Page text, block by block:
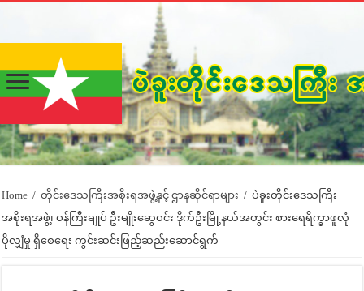
Home / တိုင်းဒေသကြီးအစိုးရအဖွဲ့နှင့် ဌာနဆိုင်ရာများ / ပဲခူးတိုင်းဒေသကြီး
အစိုးရအဖွဲ့၊ ဝန်ကြီးချုပ် ဦးမျိုးဆွေဝင်း ဒိုက်ဦးမြို့နယ်အတွင်း စားရေရိက္ခာဖူလုံ
ပိုလျှံမှု ရှိစေရေး ကွင်းဆင်းဖြည့်ဆည်းဆောင်ရွက်